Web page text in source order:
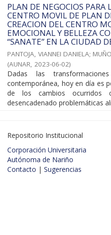
PLAN DE NEGOCIOS PARA
CENTRO MOVIL DE PLAN
CREACION DEL CENTRO
EMOCIONAL Y BELLEZA
“SANATE” EN LA CIUDAD
PANTOJA, VIANNEI DANIELA;
(AUNAR, 2023-06-02)
Dadas las
contemporánea, hoy en día es
de los cambios
desencadenado problemáticas
Repositorio Institucional
Corporación Universitaria
Autónoma de Nariño
Contacto | Sugerencias